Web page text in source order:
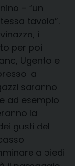
– “un
tavola”.
i
per poi
Ugento e
la
saranno
ad esempio
la
gusti del
a piedi